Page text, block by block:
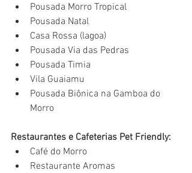
Pousada Morro Tropical
Pousada Natal
Casa Rossa (lagoa)
Pousada Via das Pedras
Pousada Timia
Vila Guaiamu
Pousada Biônica na Gamboa do
Morro
Restaurantes e Cafeterias Pet Friendly:
Café do Morro
Restaurante Aromas